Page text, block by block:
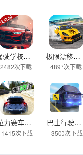
驾驶学校模拟汉化版(Driving School sim) v13.4安卓版
2482次下载
极限漂移与氮气赛车手游 v0.0.45安卓版
4897次下载
拉力赛车越野官方版 v2.6.7安卓版
1415次下载
巴士行驶模拟器官方版 v5.06.0安卓版
3500次下载